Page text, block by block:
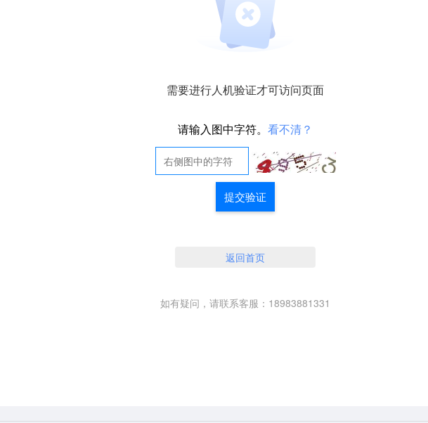
需要进行人机验证才可访问页面
请输入图中字符。 看不清？
提交验证
返回首页
如有疑问，请联系客服：18983881331